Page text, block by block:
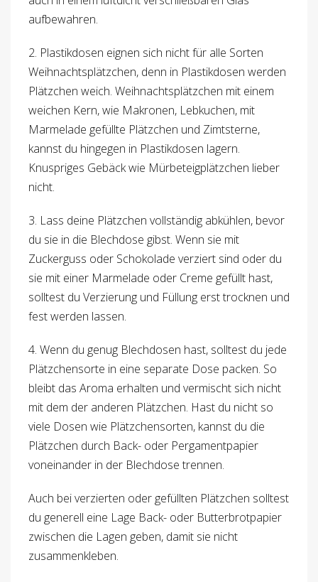
aufbewahren.
2. Plastikdosen eignen sich nicht für alle Sorten
Weihnachtsplätzchen, denn in Plastikdosen werden
Plätzchen weich. Weihnachtsplätzchen mit einem
weichen Kern, wie Makronen, Lebkuchen, mit
Marmelade gefüllte Plätzchen und Zimtsterne,
kannst du hingegen in Plastikdosen lagern.
Knuspriges Gebäck wie Mürbeteigplätzchen lieber
nicht.
3. Lass deine Plätzchen vollständig abkühlen, bevor
du sie in die Blechdose gibst. Wenn sie mit
Zuckerguss oder Schokolade verziert sind oder du
sie mit einer Marmelade oder Creme gefüllt hast,
solltest du Verzierung und Füllung erst trocknen und
fest werden lassen.
4. Wenn du genug Blechdosen hast, solltest du jede
Plätzchensorte in eine separate Dose packen. So
bleibt das Aroma erhalten und vermischt sich nicht
mit dem der anderen Plätzchen. Hast du nicht so
viele Dosen wie Plätzchensorten, kannst du die
Plätzchen durch Back- oder Pergamentpapier
voneinander in der Blechdose trennen.
Auch bei verzierten oder gefüllten Plätzchen solltest
du generell eine Lage Back- oder Butterbrotpapier
zwischen die Lagen geben, damit sie nicht
zusammenkleben.